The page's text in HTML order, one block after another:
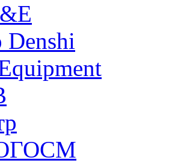
Denshi